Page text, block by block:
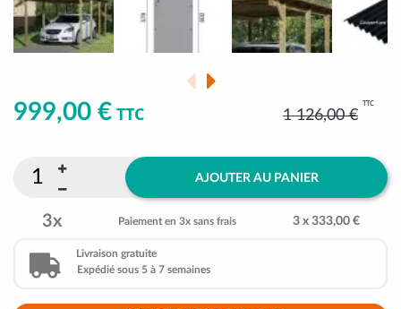
999,00 € TTC 1 126,00 €
TTC
AJOUTER AU PANIER
3x Paiement en 3x sans frais 3 x 333,00 €
Livraison gratuite
Expédié sous 5 à 7 semaines